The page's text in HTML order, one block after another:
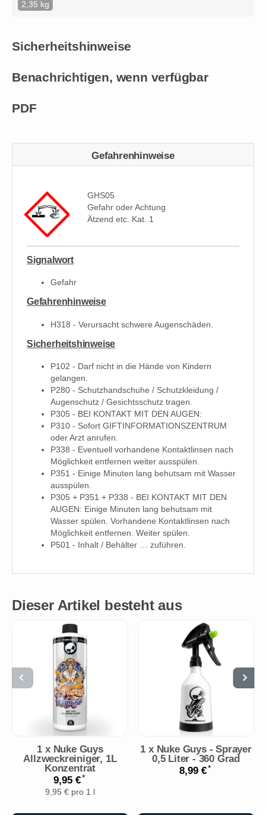
2,35 kg
Sicherheitshinweise
Benachrichtigen, wenn verfügbar
PDF
Gefahrenhinweise
GHS05
Gefahr oder Achtung
Ätzend etc. Kat. 1
Signalwort
Gefahr
Gefahrenhinweise
H318 - Verursacht schwere Augenschäden.
Sicherheitshinweise
P102 - Darf nicht in die Hände von Kindern
gelangen.
P280 - Schutzhandschuhe / Schutzkleidung /
Augenschutz / Gesichtsschutz tragen.
P305 - BEI KONTAKT MIT DEN AUGEN:
P310 - Sofort GIFTINFORMATIONSZENTRUM
oder Arzt anrufen.
P338 - Eventuell vorhandene Kontaktlinsen nach
Möglichkeit entfernen weiter ausspülen.
P351 - Einige Minuten lang behutsam mit Wasser
ausspülen.
P305 + P351 + P338 - BEI KONTAKT MIT DEN
AUGEN: Einige Minuten lang behutsam mit
Wasser spülen. Vorhandene Kontaktlinsen nach
Möglichkeit entfernen. Weiter spülen.
P501 - Inhalt / Behälter … zuführen.
Dieser Artikel besteht aus
1 x Nuke Guys
Allzweckreiniger, 1L
Konzentrat
9,95 €*
9,95 € pro 1 l
1 x Nuke Guys - Sprayer
0,5 Liter - 360 Grad
8,99 €*